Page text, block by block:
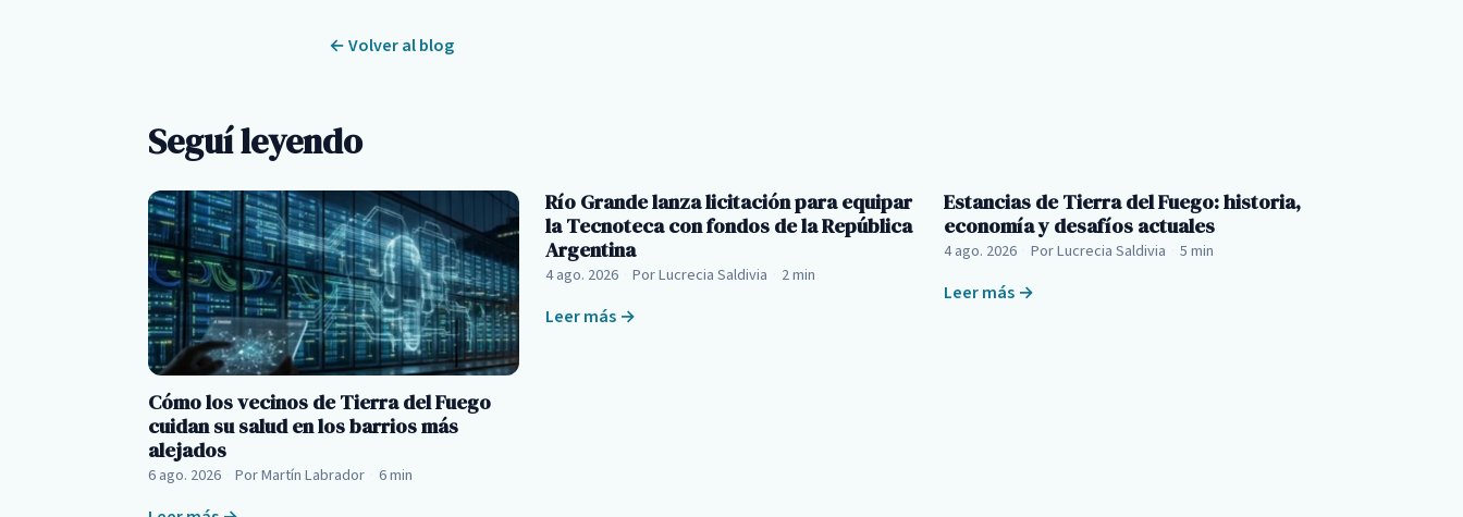
← Volver al blog
Seguí leyendo
Cómo los vecinos de Tierra del Fuego
cuidan su salud en los barrios más
alejados
6 ago. 2026 Por Martín Labrador 6 min
Río Grande lanza licitación para equipar
la Tecnoteca con fondos de la República
Argentina
4 ago. 2026 Por Lucrecia Saldivia 2 min
Leer más →
Estancias de Tierra del Fuego: historia,
economía y desafíos actuales
4 ago. 2026 Por Lucrecia Saldivia 5 min
Leer más →